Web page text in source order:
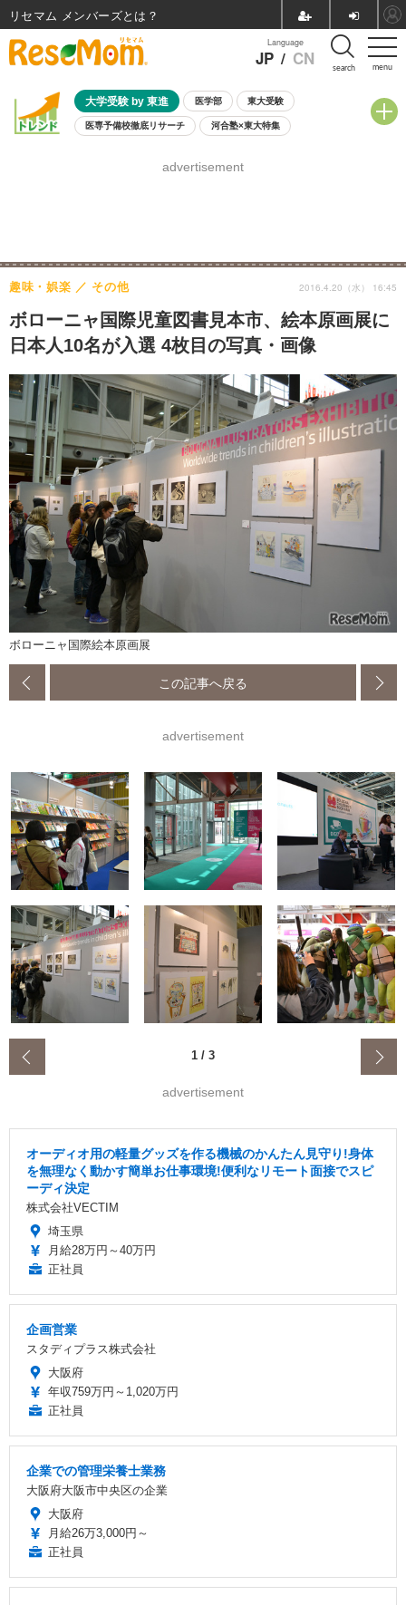
menu
Language
JP / CN search
大学受験 by 東進 医学部 東大受験
医専予備校徹底リサーチ 河合塾×東大特集
8月開催学校説明会・相談会
advertisement
ボローニャ国際児童図書見本市、絵本原画展に
日本人10名が入選 4枚目の写真・画像
趣味・娯楽 その他 2016.4.20（水） 16:45
ボローニャ国際絵本原画展
この記事へ戻る
advertisement
1 / 3
advertisement
オーディオ用の軽量グッズを作る機械のかんたん見守り!身体
を無理なく動かす簡単お仕事環境!便利なリモート面接でスピ
ーディ決定
株式会社VECTIM
埼玉県
月給28万円～40万円
正社員
企画営業
スタディプラス株式会社
大阪府
年収759万円～1,020万円
正社員
企業での管理栄養士業務
大阪府大阪市中央区の企業
大阪府
月給26万3,000円～
正社員
リセマム メンバーズ